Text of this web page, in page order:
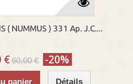
( NUMMUS ) 331 Ap. J.C....
€ 60,00 € -20%
panier Détails